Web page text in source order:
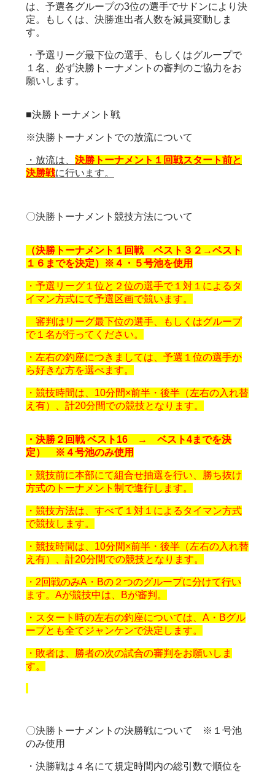
は、予選各グループの3位の選手でサドンにより決
定。もしくは、決勝進出者人数を減員変動しま
す。
・予選リーグ最下位の選手、もしくはグループで
１名、必ず決勝トーナメントの審判のご協力をお
願いします。
■決勝トーナメント戦
※決勝トーナメントでの放流について
・放流は、 決勝トーナメント１回戦スタート前と
決勝戦に行います。
〇決勝トーナメント競技方法について
（決勝トーナメント１回戦 ベスト３２→ベスト
１６までを決定）※４・５号池を使用
・予選リーグ１位と２位の選手で１対１によるタ
イマン方式にて予選区画で競います。
審判はリーグ最下位の選手、もしくはグループ
で１名が行ってください。
・左右の釣座につきましては、予選１位の選手か
ら好きな方を選べます。
・競技時間は、10分間×前半・後半（左右の入れ替
え有）、計20分間での競技となります。
・決勝２回戦 ベスト16 → ベスト4までを決
定） ※４号池のみ使用
・競技前に本部にて組合せ抽選を行い、勝ち抜け
方式のトーナメント制で進行します。
・競技方法は、すべて１対１によるタイマン方式
で競技します。
・競技時間は、10分間×前半・後半（左右の入れ替
え有）、計20分間での競技となります。
・2回戦のみA・Bの２つのグループに分けて行い
ます。Aが競技中は、Bが審判。
・スタート時の左右の釣座については、A・Bグル
ープとも全てジャンケンで決定します。
・敗者は、勝者の次の試合の審判をお願いしま
す。
〇決勝トーナメントの決勝戦について ※１号池
のみ使用
・決勝戦は４名にて規定時間内の総引数で順位を